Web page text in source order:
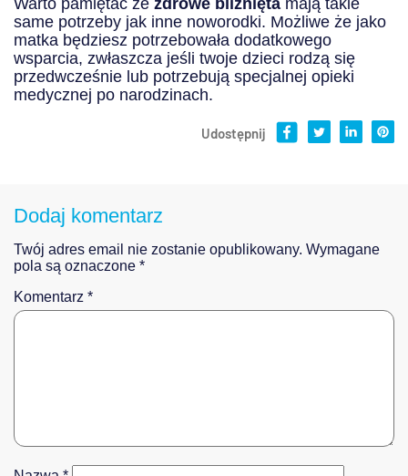
same potrzeby jak inne noworodki. Możliwe że jako
matka będziesz potrzebowała dodatkowego
wsparcia, zwłaszcza jeśli twoje dzieci rodzą się
przedwcześnie lub potrzebują specjalnej opieki
medycznej po narodzinach.
Udostępnij
Dodaj komentarz
Twój adres email nie zostanie opublikowany. Wymagane
pola są oznaczone *
Komentarz *